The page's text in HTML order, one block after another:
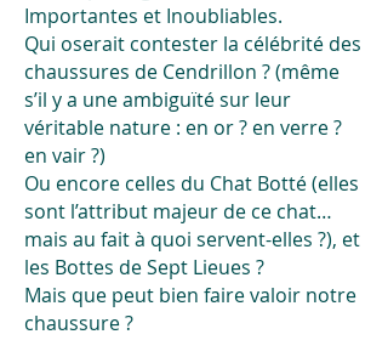
Importantes et Inoubliables.
Qui oserait contester la célébrité des
chaussures de Cendrillon ? (même
s’il y a une ambiguïté sur leur
véritable nature : en or ? en verre ?
en vair ?)
Ou encore celles du Chat Botté (elles
sont l’attribut majeur de ce chat…
mais au fait à quoi servent-elles ?), et
les Bottes de Sept Lieues ?
Mais que peut bien faire valoir notre
chaussure ?